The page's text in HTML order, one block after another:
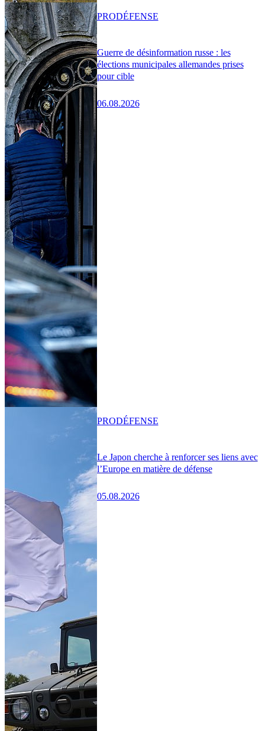
Guerre de désinformation russe : les
élections municipales allemandes prises
pour cible
06.08.2026
PRODÉFENSE
Le Japon cherche à renforcer ses liens avec
l’Europe en matière de défense
05.08.2026
PRODÉFENSE